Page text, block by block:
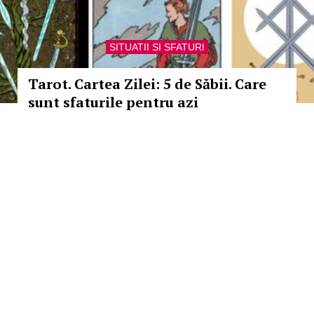
SITUATII SI SFATURI
Tarot. Cartea Zilei: 5 de Săbii. Care
sunt sfaturile pentru azi